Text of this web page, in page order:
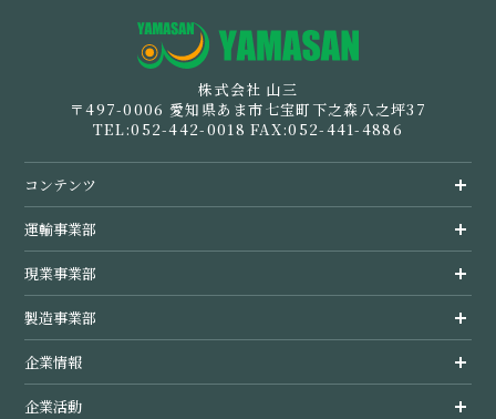
株式会社 山三
〒497-0006 愛知県あま市七宝町下之森八之坪37
TEL:052-442-0018 FAX:052-441-4886
コンテンツ
事業案内
運輸事業部
運輸事業部トップ
安全への取組み
現業事業部
現業事業部トップ
経営指針・行動指針
派遣ご登録をお考えのかたはこちら
製造事業部
製造事業部トップ
経営指針・行動指針
5つの特徴
製造事例・管理方法
企業情報
企業情報トップ
代表挨拶
経営理念
会社概要
各事業所の紹介
企業活動
企業活動トップ
CSR活動
SDGsの取組
採用情報トップ
先輩インタビュー
ご家族の皆様へ
未経験者の方へ
募集一覧
サイトマップ
お問い合わせ